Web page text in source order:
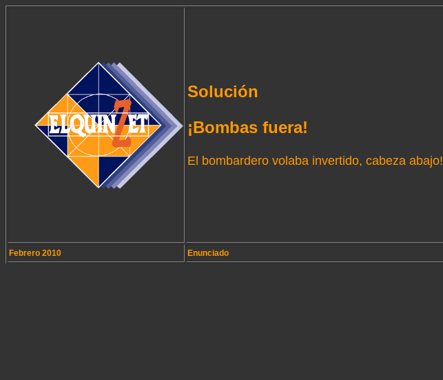
Solución
¡Bombas fuera!
El bombardero volaba invertido, cabeza abajo!
Febrero 2010 Enunciado